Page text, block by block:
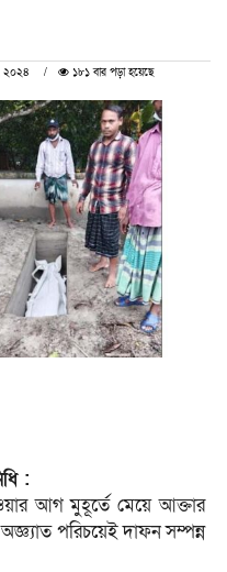
২০২৪ ১৮১ বার পড়া হয়েছে
:
আগ মুহূর্তে মেয়ে আক্তার
পরিচয়েই দাফন সম্পন্ন